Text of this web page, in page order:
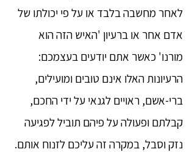
לאחר מחשבה בלבד או על פי יכולתו של
אדם אחר או ברעיון 'האיש הזה הוא
מורנו' כאשר אתם יודעים בעצמכם:
הרעיונות האלו אינם טובים ומועילים,
ברי-אשם, ראויים לגנאי על ידי החכם,
קבלתם ופעולה על פיהם תוביל לפגיעה
נזק וסבל, במקרה זה עליכם לזנוח אותם.